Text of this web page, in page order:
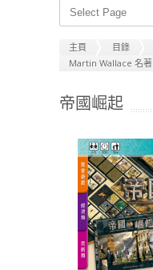
主頁 目錄
Martin Wallace 名著
帝國崛起